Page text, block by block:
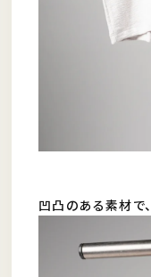
凹凸のある素材で